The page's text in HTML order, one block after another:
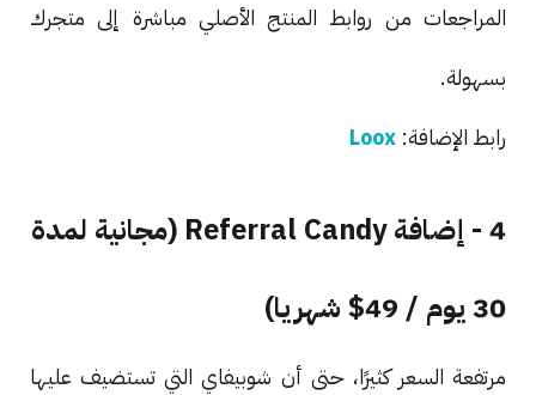
المراجعات من روابط المنتج الأصلي مباشرة إلى متجرك
بسهولة.
رابط الإضافة: Loox
4 - إضافة Referral Candy (مجانية لمدة
30 يوم / 49$ شهريا)
مرتفعة السعر كثيرًا، حتى أن شوبيفاي التي تستضيف عليها